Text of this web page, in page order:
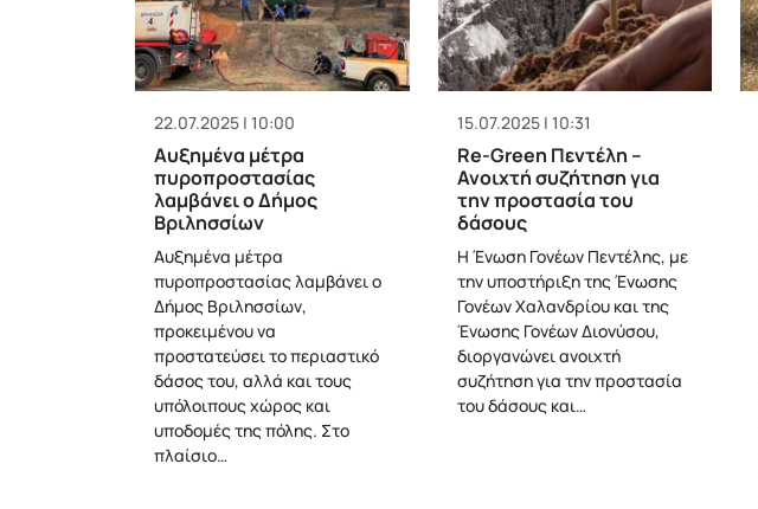
22.07.2025 | 10:00
Αυξημένα μέτρα
πυροπροστασίας
λαμβάνει ο Δήμος
Βριλησσίων
Αυξημένα μέτρα
πυροπροστασίας λαμβάνει ο
Δήμος Βριλησσίων,
προκειμένου να
προστατεύσει το περιαστικό
δάσος του, αλλά και τους
υπόλοιπους χώρος και
υποδομές της πόλης. Στο
πλαίσιο…
15.07.2025 | 10:31
Re-Green Πεντέλη –
Ανοιχτή συζήτηση για
την προστασία του
δάσους
Η Ένωση Γονέων Πεντέλης, με
την υποστήριξη της Ένωσης
Γονέων Χαλανδρίου και της
Ένωσης Γονέων Διονύσου,
διοργανώνει ανοιχτή
συζήτηση για την προστασία
του δάσους και…